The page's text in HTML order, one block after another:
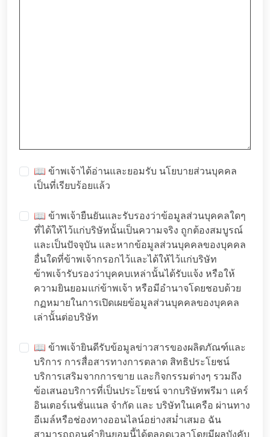
📖 ข้าพเจ้าได้อ่านและยอมรับ นโยบายส่วนบุคคล
เป็นที่เรียบร้อยแล้ว
📖 ข้าพเจ้ายืนยันและรับรองว่าข้อมูลส่วนบุคคลใดๆ
ที่ได้ให้ไว้แก่บริษัทนั้นเป็นความจริง ถูกต้องสมบูรณ์
และเป็นปัจจุบัน และหากข้อมูลส่วนบุคคลของบุคคล
อื่นใดที่ข้าพเจ้ากรอกไว้และได้ให้ไว้แก่บริษัท
ข้าพเจ้ารับรองว่าบุคคบเหล่านั้นได้รับแจ้ง หรือให้
ความยินยอมแก่ข้าพเจ้า หรือมีอำนาจโดยชอบด้วย
กฏหมายในการเปิดเผยข้อมูลส่วนบุคคลของบุคคล
เล่านั้นต่อบริษัท
📖 ข้าพเจ้ายินดีรับข้อมูลข่าวสารของผลิตภัณฑ์และ
บริการ การสื่อสารทางการตลาด สิทธิประโยชน์
บริการเสริมจากการขาย และกิจกรรมต่างๆ รวมถึง
ข้อเสนอบริการที่เป็นประโยชน์ จากบริษัทพรีมา แคร์
อินเตอร์เนชั่นแนล จำกัด และ บริษัทในเครือ ผ่านทาง
อีเมล์หรือช่องทางออนไลน์อย่างสม่ำเสมอ ฉัน
สามารถถอนคำยินยอมนี้ได้ตลอดเวลาโดยมีผลบังคับ